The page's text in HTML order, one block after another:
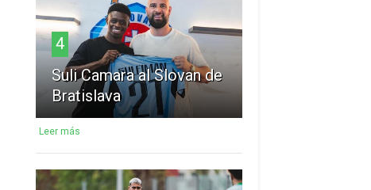
4
Suli Camara al Slovan de
Bratislava
Leer más